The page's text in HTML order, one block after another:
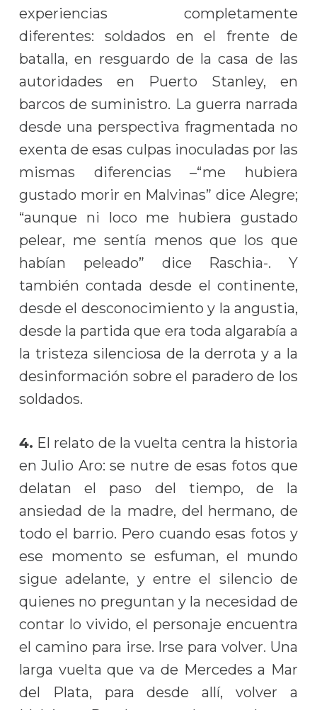
experiencias completamente
diferentes: soldados en el frente de
batalla, en resguardo de la casa de las
autoridades en Puerto Stanley, en
barcos de suministro. La guerra narrada
desde una perspectiva fragmentada no
exenta de esas culpas inoculadas por las
mismas diferencias –“me hubiera
gustado morir en Malvinas” dice Alegre;
“aunque ni loco me hubiera gustado
pelear, me sentía menos que los que
habían peleado” dice Raschia-. Y
también contada desde el continente,
desde el desconocimiento y la angustia,
desde la partida que era toda algarabía a
la tristeza silenciosa de la derrota y a la
desinformación sobre el paradero de los
soldados.
4. El relato de la vuelta centra la historia
en Julio Aro: se nutre de esas fotos que
delatan el paso del tiempo, de la
ansiedad de la madre, del hermano, de
todo el barrio. Pero cuando esas fotos y
ese momento se esfuman, el mundo
sigue adelante, y entre el silencio de
quienes no preguntan y la necesidad de
contar lo vivido, el personaje encuentra
el camino para irse. Irse para volver. Una
larga vuelta que va de Mercedes a Mar
del Plata, para desde allí, volver a